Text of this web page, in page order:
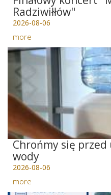
Radziwiłłów"
2026-08-06
more
Chrońmy się przed
wody
2026-08-06
more